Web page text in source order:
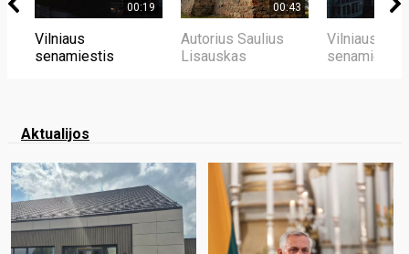
00:19
Vilniaus
senamiestis
00:43
Autorius Saulius
Lisauskas
Vilniaus
senamiestis
Aktualijos